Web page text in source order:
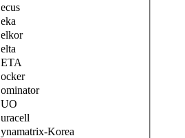
Korea